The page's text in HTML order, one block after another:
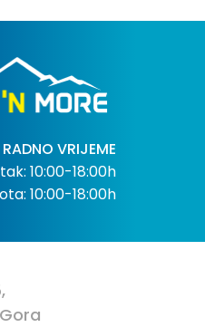
RADNO VRIJEME
10:00-18:00h
10:00-18:00h